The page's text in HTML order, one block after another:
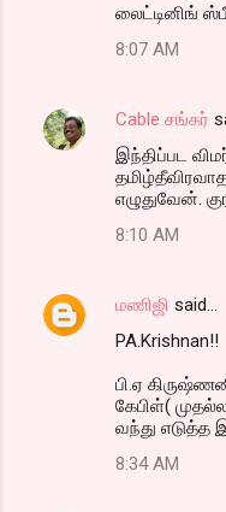
லைட்டினிங்
8:07 AM
Cable சங்கர்
இந்திப்பட
எழுதுவேன்.
8:10 AM
மணிஜி said…
PA.Krishnan!!
பி.ஏ
கேபிள்(
வந்து எடுத்த
8:34 AM